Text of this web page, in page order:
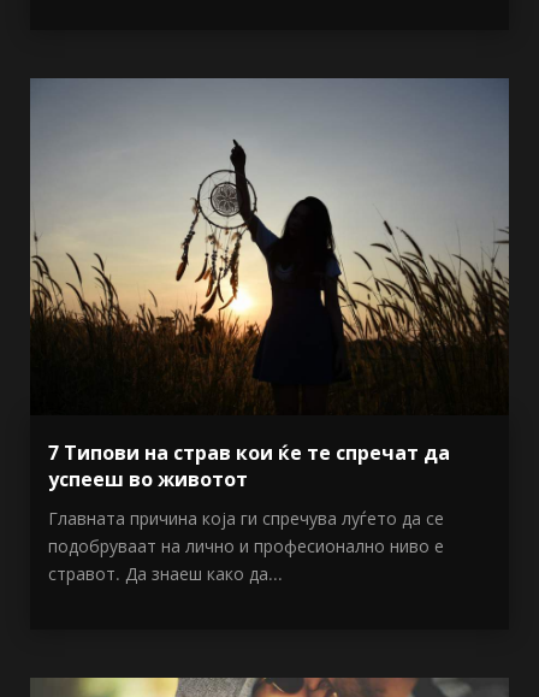
7 Типови на страв кои ќе те спречат да
успееш во животот
Главната причина која ги спречува луѓето да се
подобруваат на лично и професионално ниво е
стравот. Да знаеш како да...